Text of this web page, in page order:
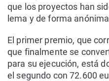
que los proyectos han
lema y de forma
El primer premio, que
que finalmente se
para su ejecución, está
el segundo con 72.600